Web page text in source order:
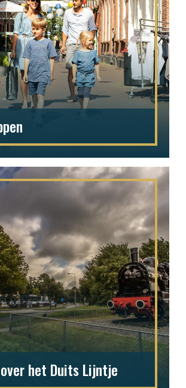
het Duits Lijntje